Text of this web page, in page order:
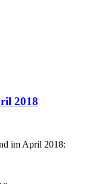
2018
im April 2018: